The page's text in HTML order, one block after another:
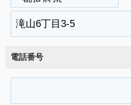
電話番号